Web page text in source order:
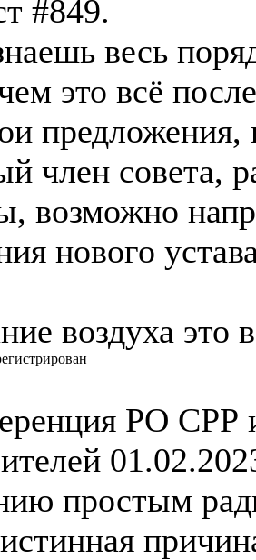
#849.
весь
это всё
предложения,
член совета,
возможно
нового
воздуха это
РО СРР
простым